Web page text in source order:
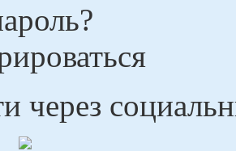
через